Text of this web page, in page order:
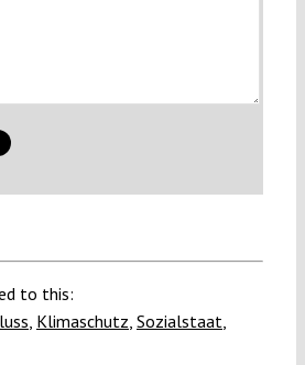
to this:
, Klimaschutz, Sozialstaat,